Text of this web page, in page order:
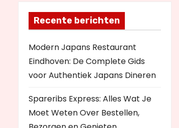
Recente berichten
Modern Japans Restaurant
Eindhoven: De Complete Gids
voor Authentiek Japans Dineren
Spareribs Express: Alles Wat Je
Moet Weten Over Bestellen,